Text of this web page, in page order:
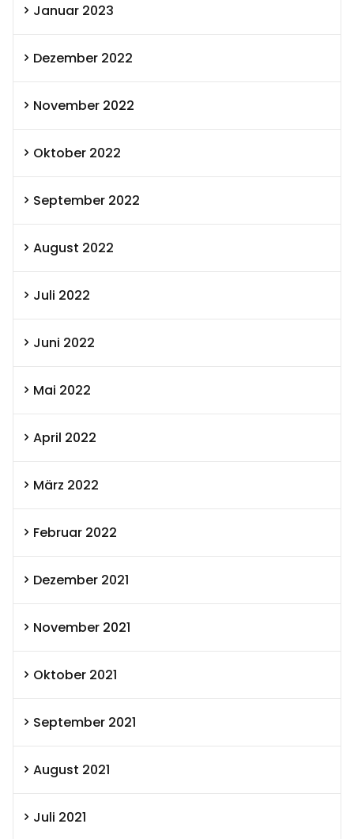
Januar 2023
Dezember 2022
November 2022
Oktober 2022
September 2022
August 2022
Juli 2022
Juni 2022
Mai 2022
April 2022
März 2022
Februar 2022
Dezember 2021
November 2021
Oktober 2021
September 2021
August 2021
Juli 2021